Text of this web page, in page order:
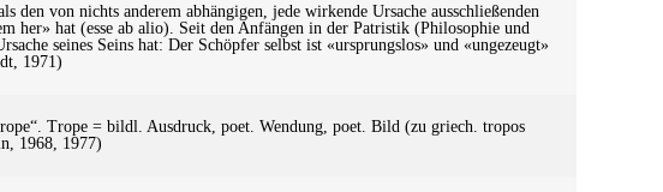
den von nichts anderem abhängigen, jede wirkende Ursache ausschließenden
her» hat (esse ab alio). Seit den Anfängen in der Patristik (Philosophie und
seines Seins hat: Der Schöpfer selbst ist «ursprungslos» und «ungezeugt»
1971)
Trope = bildl. Ausdruck, poet. Wendung, poet. Bild (zu griech. tropos
1968, 1977)